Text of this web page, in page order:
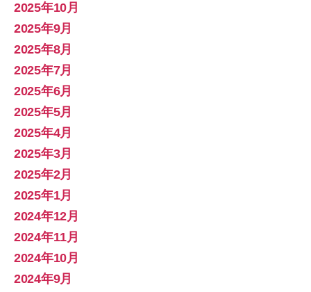
2025年10月
2025年9月
2025年8月
2025年7月
2025年6月
2025年5月
2025年4月
2025年3月
2025年2月
2025年1月
2024年12月
2024年11月
2024年10月
2024年9月